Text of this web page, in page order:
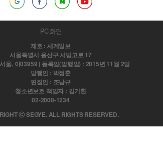
PC 화면
제호 : 세계일보
서울특별시 용산구 서빙고로 17
울, 아03959 | 등록일(발행일) : 2015년 11월 2일
발행인 : 박정훈
편집인 : 조남규
청소년보호 책임자 : 김기환
02-2000-1234
ⓒ SEGYE. ALL RIGHTS RESERVED.